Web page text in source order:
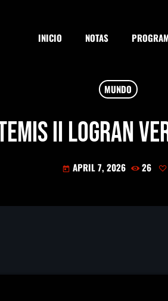
INICIO NOTAS
MUNDO
II logran
today APRIL 7, 2026 26